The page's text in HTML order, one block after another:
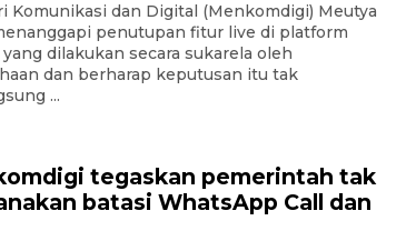
Komunikasi dan Digital (Menkomdigi) Meutya
penutupan fitur live di platform
dilakukan secara sukarela oleh
dan berharap keputusan itu tak
...
tegaskan pemerintah tak
batasi WhatsApp Call dan
FOTO - Kirab memperingati
HUT ke-80 Raja Keraton